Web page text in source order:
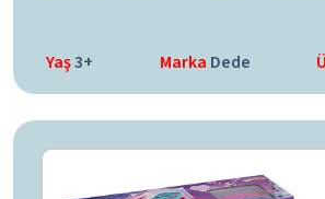
Yaş3+ Marka Dede